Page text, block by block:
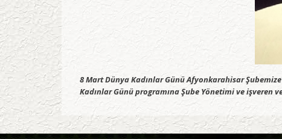
8 Mart Dünya Kadınlar Günü Afyonkarahisar
Kadınlar Günü programına Şube Yönetimi ve işveren